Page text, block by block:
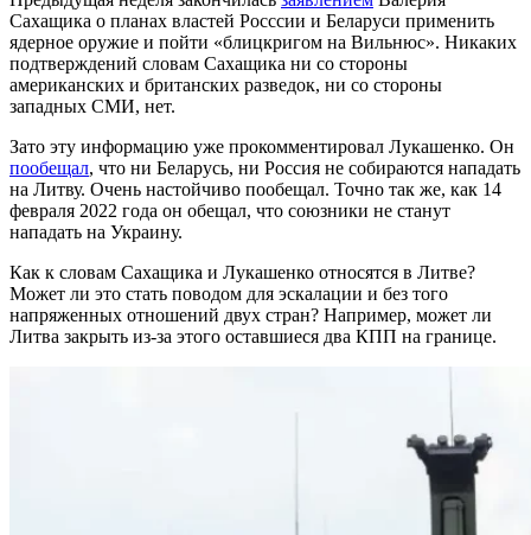
Сахащика о планах властей Росссии и Беларуси применить
ядерное оружие и пойти «блицкригом на Вильнюс». Никаких
подтверждений словам Сахащика ни со стороны
американских и британских разведок, ни со стороны
западных СМИ, нет.
Зато эту информацию уже прокомментировал Лукашенко. Он
пообещал, что ни Беларусь, ни Россия не собираются нападать
на Литву. Очень настойчиво пообещал. Точно так же, как 14
февраля 2022 года он обещал, что союзники не станут
нападать на Украину.
Как к словам Сахащика и Лукашенко относятся в Литве?
Может ли это стать поводом для эскалации и без того
напряженных отношений двух стран? Например, может ли
Литва закрыть из-за этого оставшиеся два КПП на границе.